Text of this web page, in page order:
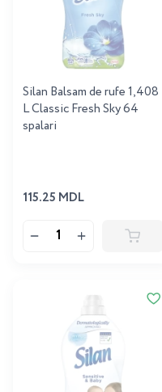
Silan Balsam de rufe 1,408
L Classic Fresh Sky 64
spalari
115.25 MDL